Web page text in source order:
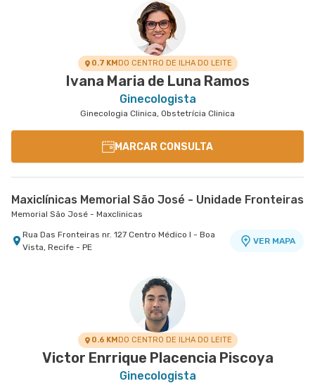
0.7 KMDO CENTRO DE ILHA DO LEITE
Ivana Maria de Luna Ramos
Ginecologista
Ginecologia Clinica, Obstetrícia Clinica
MARCAR CONSULTA
Maxiclínicas Memorial São José - Unidade Fronteiras
Memorial São José - Maxclinicas
Rua Das Fronteiras nr. 127 Centro Médico I - Boa
Vista, Recife - PE
VER MAPA
0.6 KMDO CENTRO DE ILHA DO LEITE
Victor Enrrique Placencia Piscoya
Ginecologista